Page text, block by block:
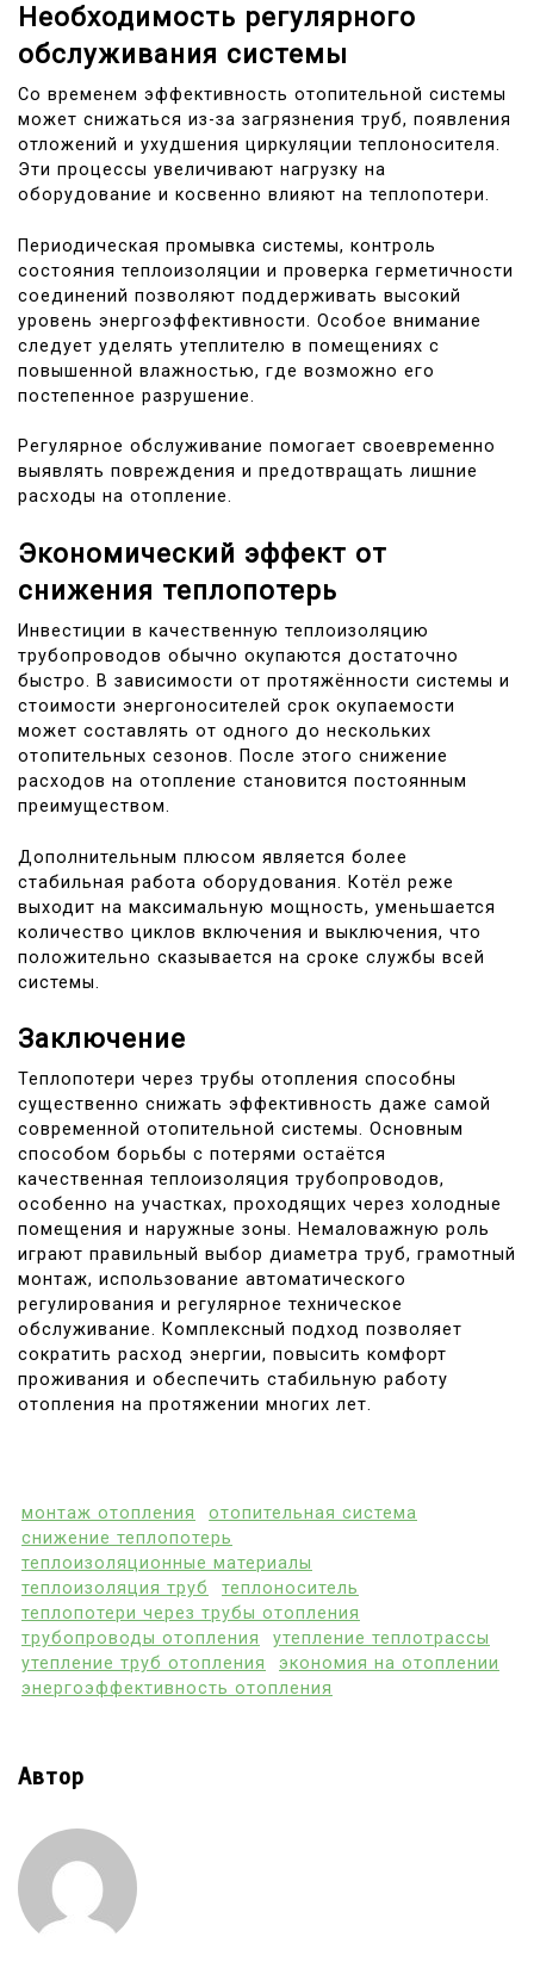
Необходимость регулярного
обслуживания системы
Со временем эффективность отопительной системы
может снижаться из-за загрязнения труб, появления
отложений и ухудшения циркуляции теплоносителя.
Эти процессы увеличивают нагрузку на
оборудование и косвенно влияют на теплопотери.
Периодическая промывка системы, контроль
состояния теплоизоляции и проверка герметичности
соединений позволяют поддерживать высокий
уровень энергоэффективности. Особое внимание
следует уделять утеплителю в помещениях с
повышенной влажностью, где возможно его
постепенное разрушение.
Регулярное обслуживание помогает своевременно
выявлять повреждения и предотвращать лишние
расходы на отопление.
Экономический эффект от
снижения теплопотерь
Инвестиции в качественную теплоизоляцию
трубопроводов обычно окупаются достаточно
быстро. В зависимости от протяжённости системы и
стоимости энергоносителей срок окупаемости
может составлять от одного до нескольких
отопительных сезонов. После этого снижение
расходов на отопление становится постоянным
преимуществом.
Дополнительным плюсом является более
стабильная работа оборудования. Котёл реже
выходит на максимальную мощность, уменьшается
количество циклов включения и выключения, что
положительно сказывается на сроке службы всей
системы.
Заключение
Теплопотери через трубы отопления способны
существенно снижать эффективность даже самой
современной отопительной системы. Основным
способом борьбы с потерями остаётся
качественная теплоизоляция трубопроводов,
особенно на участках, проходящих через холодные
помещения и наружные зоны. Немаловажную роль
играют правильный выбор диаметра труб, грамотный
монтаж, использование автоматического
регулирования и регулярное техническое
обслуживание. Комплексный подход позволяет
сократить расход энергии, повысить комфорт
проживания и обеспечить стабильную работу
отопления на протяжении многих лет.
монтаж отопления
отопительная система
снижение теплопотерь
теплоизоляционные материалы
теплоизоляция труб
теплоноситель
теплопотери через трубы отопления
трубопроводы отопления
утепление теплотрассы
утепление труб отопления
экономия на отоплении
энергоэффективность отопления
Автор